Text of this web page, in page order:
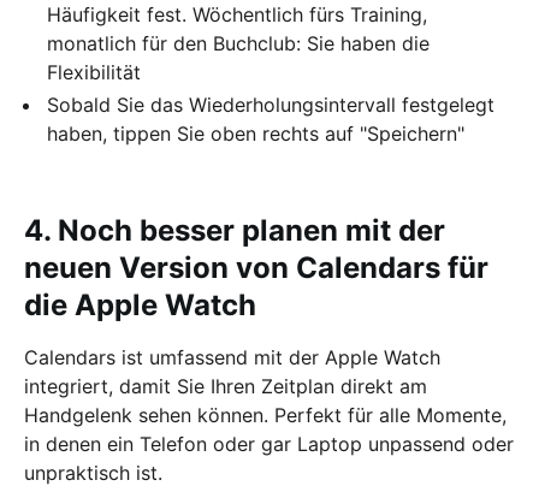
Häufigkeit fest. Wöchentlich fürs Training,
monatlich für den Buchclub: Sie haben die
Flexibilität
Sobald Sie das Wiederholungsintervall festgelegt
haben, tippen Sie oben rechts auf "Speichern"
4. Noch besser planen mit der
neuen Version von Calendars für
die Apple Watch
Calendars ist umfassend mit der Apple Watch
integriert, damit Sie Ihren Zeitplan direkt am
Handgelenk sehen können. Perfekt für alle Momente,
in denen ein Telefon oder gar Laptop unpassend oder
unpraktisch ist.